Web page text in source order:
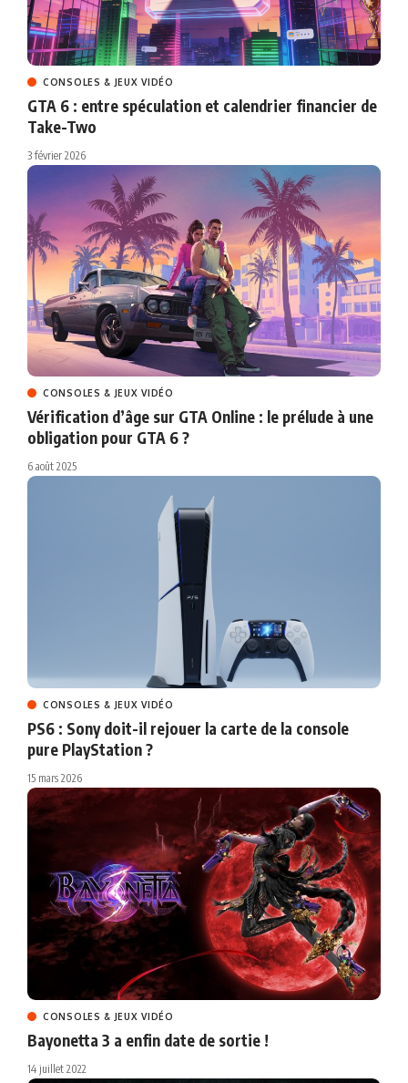
CONSOLES & JEUX VIDÉO
GTA 6 : entre spéculation et calendrier financier de
Take-Two
3 février 2026
CONSOLES & JEUX VIDÉO
Vérification d’âge sur GTA Online : le prélude à une
obligation pour GTA 6 ?
6 août 2025
CONSOLES & JEUX VIDÉO
PS6 : Sony doit-il rejouer la carte de la console
pure PlayStation ?
15 mars 2026
CONSOLES & JEUX VIDÉO
Bayonetta 3 a enfin date de sortie !
14 juillet 2022